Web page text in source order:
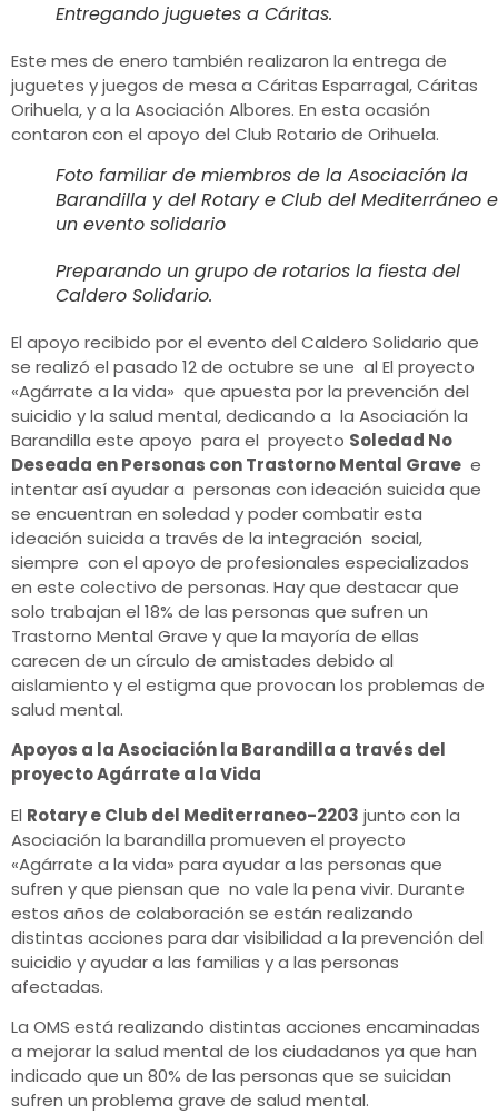
Entregando juguetes a Cáritas.
Este mes de enero también realizaron la entrega de
juguetes y juegos de mesa a Cáritas Esparragal, Cáritas
Orihuela, y a la Asociación Albores. En esta ocasión
contaron con el apoyo del Club Rotario de Orihuela.
Foto familiar de miembros de la Asociación la
Barandilla y del Rotary e Club del Mediterráneo
un evento solidario
Preparando un grupo de rotarios la fiesta del
Caldero Solidario.
El apoyo recibido por el evento del Caldero Solidario que
se realizó el pasado 12 de octubre se une al El proyecto
«Agárrate a la vida» que apuesta por la prevención del
suicidio y la salud mental, dedicando a la Asociación la
Barandilla este apoyo para el proyecto Soledad No
Deseada en Personas con Trastorno Mental Grave e
intentar así ayudar a personas con ideación suicida que
se encuentran en soledad y poder combatir esta
ideación suicida a través de la integración social,
siempre con el apoyo de profesionales especializados
en este colectivo de personas. Hay que destacar que
solo trabajan el 18% de las personas que sufren un
Trastorno Mental Grave y que la mayoría de ellas
carecen de un círculo de amistades debido al
aislamiento y el estigma que provocan los problemas de
salud mental.
Apoyos a la Asociación la Barandilla a través del
proyecto Agárrate a la Vida
El Rotary e Club del Mediterraneo-2203 junto con la
Asociación la barandilla promueven el proyecto
«Agárrate a la vida» para ayudar a las personas que
sufren y que piensan que no vale la pena vivir. Durante
estos años de colaboración se están realizando
distintas acciones para dar visibilidad a la prevención del
suicidio y ayudar a las familias y a las personas
afectadas.
La OMS está realizando distintas acciones encaminadas
a mejorar la salud mental de los ciudadanos ya que han
indicado que un 80% de las personas que se suicidan
sufren un problema grave de salud mental.